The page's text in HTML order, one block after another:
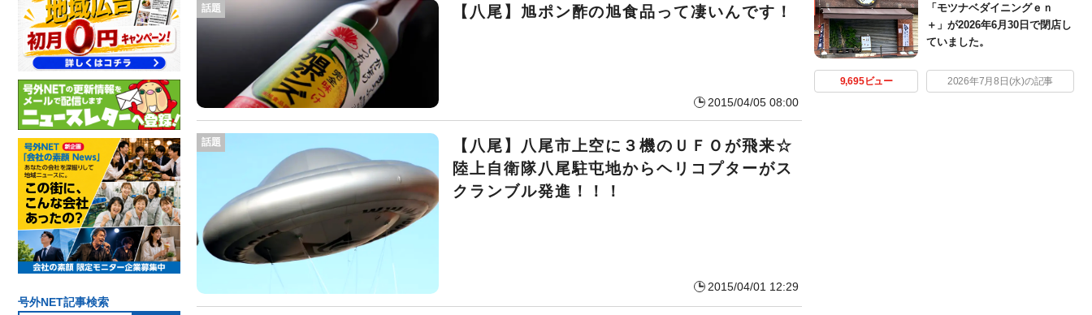
【八尾】旭ポン酢の旭食品って凄いんです！
2015/04/05 08:00
話題
【八尾】八尾市上空に３機のＵＦＯが飛来☆
陸上自衛隊八尾駐屯地からヘリコプターがス
クランブル発進！！！
2015/04/01 12:29
話題
「モツナベダイニングｅｎ
＋」が2026年6月30日で閉店し
ていました。
9,695ビュー 2026年7月8日(水)の記事
号外NET記事検索